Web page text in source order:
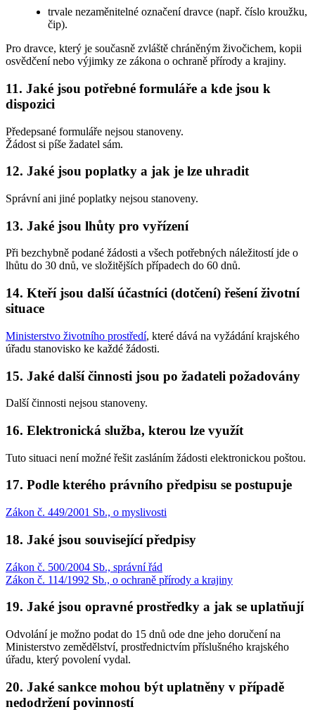
trvale nezaměnitelné označení dravce (např. číslo kroužku,
čip).
Pro dravce, který je současně zvláště chráněným živočichem, kopii
osvědčení nebo výjimky ze zákona o ochraně přírody a krajiny.
11. Jaké jsou potřebné formuláře a kde jsou k
dispozici
Předepsané formuláře nejsou stanoveny.
Žádost si píše žadatel sám.
12. Jaké jsou poplatky a jak je lze uhradit
Správní ani jiné poplatky nejsou stanoveny.
13. Jaké jsou lhůty pro vyřízení
Při bezchybně podané žádosti a všech potřebných náležitostí jde o
lhůtu do 30 dnů, ve složitějších případech do 60 dnů.
14. Kteří jsou další účastníci (dotčení) řešení životní
situace
Ministerstvo životního prostředí, které dává na vyžádání krajského
úřadu stanovisko ke každé žádosti.
15. Jaké další činnosti jsou po žadateli požadovány
Další činnosti nejsou stanoveny.
16. Elektronická služba, kterou lze využít
Tuto situaci není možné řešit zasláním žádosti elektronickou poštou.
17. Podle kterého právního předpisu se postupuje
Zákon č. 449/2001 Sb., o myslivosti
18. Jaké jsou související předpisy
Zákon č. 500/2004 Sb., správní řád
Zákon č. 114/1992 Sb., o ochraně přírody a krajiny
19. Jaké jsou opravné prostředky a jak se uplatňují
Odvolání je možno podat do 15 dnů ode dne jeho doručení na
Ministerstvo zemědělství, prostřednictvím příslušného krajského
úřadu, který povolení vydal.
20. Jaké sankce mohou být uplatněny v případě
nedodržení povinností